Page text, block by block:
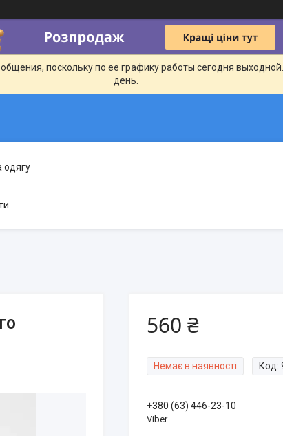
поскольку по ее графику работы сегодня
день.
одягу
560 ₴
Немає в наявності Код:
+380 (63) 446-23-10
Viber